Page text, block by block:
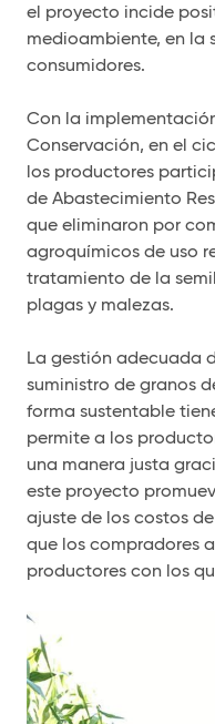
el proyecto incide
medioambiente, en la
consumidores.
Con la
Conservación, en el
los productores
de Abastecimiento
que eliminaron por
agroquímicos de uso
tratamiento de la
plagas y malezas.
La gestión adecuada
suministro de granos
forma sustentable
permite a los
una manera justa
este proyecto
ajuste de los costos
que los compradores
productores con los